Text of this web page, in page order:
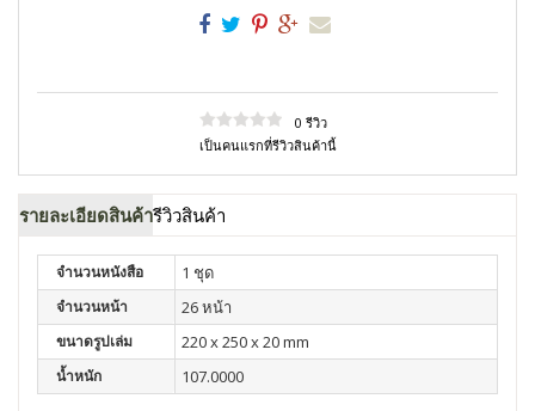
0 รีวิว
เป็นคนแรกที่รีวิวสินค้านี้
รายละเอียดสินค้ารีวิวสินค้า
จำนวนหนังสือ 1 ชุด
จำนวนหน้า 26 หน้า
ขนาดรูปเล่ม 220 x 250 x 20 mm
น้ำหนัก 107.0000